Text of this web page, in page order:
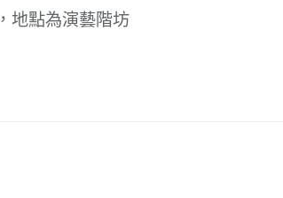
，地點為演藝階坊